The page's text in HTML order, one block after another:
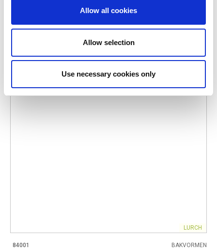
Allow all cookies
Allow selection
Use necessary cookies only
LURCH
84001 BAKVORMEN